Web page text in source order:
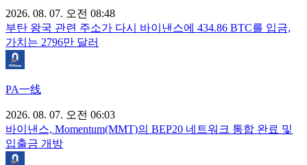
2026. 08. 07. 오전 08:48
부탄 왕국 관련 주소가 다시 바이낸스에 434.86 BTC를 입금,
가치는 2796만 달러
PA一线
2026. 08. 07. 오전 06:03
바이낸스, Momentum(MMT)의 BEP20 네트워크 통합 완료 및
입출금 개방